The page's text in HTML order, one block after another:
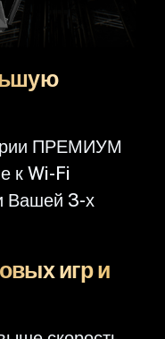
ПРЕМИУМ
к Wi-Fi
Вашей 3-х
игр и